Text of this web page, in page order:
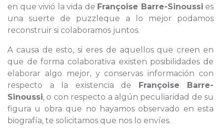
en que vivió la vida de Françoise Barre-Sinoussi es
una suerte de puzzleque a lo mejor podamos
reconstruir si colaboramos juntos.
A causa de esto, si eres de aquellos que creen en
que de forma colaborativa existen posibilidades de
elaborar algo mejor, y conservas información con
respecto a la existencia de Françoise Barre-
Sinoussi, o con respecto a algún peculiaridad de su
figura u obra que no hayamos observado en esta
biografía, te solicitamos que nos lo envíes.